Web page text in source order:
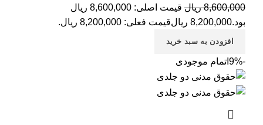
8,600,000 ریال
قیمت اصلی: 8,600,000 ریال
بود.8,200,000 ریالقیمت فعلی: 8,200,000 ریال.
افزودن به سبد خرید
-9% اتمام موجودی